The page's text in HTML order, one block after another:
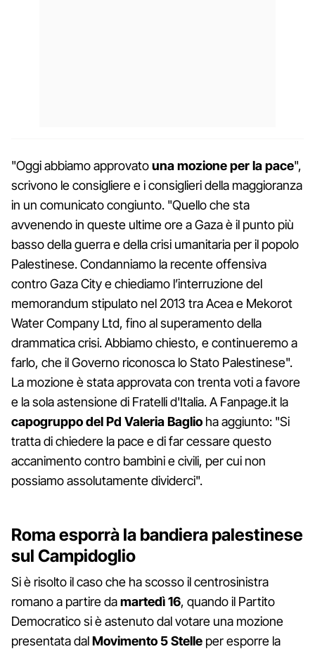
"Oggi abbiamo approvatouna mozione per la pace",
scrivono le consigliere e i consiglieri della maggioranza
in un comunicato congiunto. "Quello che sta
avvenendo in queste ultime ore a Gaza è il punto più
basso della guerra e della crisi umanitaria per il popolo
Palestinese. Condanniamo la recente offensiva
contro Gaza City e chiediamo l’interruzione del
memorandum stipulato nel 2013 tra Acea e Mekorot
Water Company Ltd, fino al superamento della
drammatica crisi. Abbiamo chiesto, e continueremo a
farlo, che il Governo riconosca lo Stato Palestinese".
La mozione è stata approvata con trenta voti a favore
e la sola astensione di Fratelli d'Italia. A Fanpage.it la
capogruppo del Pd Valeria Baglio ha aggiunto: "Si
tratta di chiedere la pace e di far cessare questo
accanimento contro bambini e civili, per cui non
possiamo assolutamente dividerci".
Roma esporrà la bandiera palestinese
sul Campidoglio
Si è risolto il caso che ha scosso il centrosinistra
romano a partire damartedì 16, quando il Partito
Democratico si è astenuto dal votare una mozione
presentata dalMovimento 5 Stelle per esporre la